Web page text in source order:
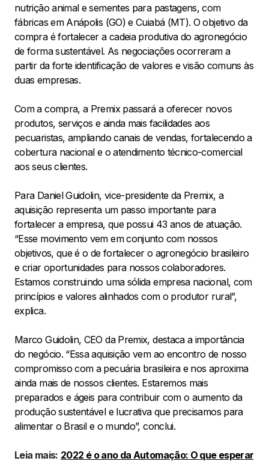
nutrição animal e sementes para pastagens, com
fábricas em Anápolis (GO) e Cuiabá (MT). O objetivo da
compra é fortalecer a cadeia produtiva do agronegócio
de forma sustentável. As negociações ocorreram a
partir da forte identificação de valores e visão comuns às
duas empresas.
Com a compra, a Premix passará a oferecer novos
produtos, serviços e ainda mais facilidades aos
pecuaristas, ampliando canais de vendas, fortalecendo a
cobertura nacional e o atendimento técnico-comercial
aos seus clientes.
Para Daniel Guidolin, vice-presidente da Premix, a
aquisição representa um passo importante para
fortalecer a empresa, que possui 43 anos de atuação.
“Esse movimento vem em conjunto com nossos
objetivos, que é o de fortalecer o agronegócio brasileiro
e criar oportunidades para nossos colaboradores.
Estamos construindo uma sólida empresa nacional, com
princípios e valores alinhados com o produtor rural”,
explica.
Marco Guidolin, CEO da Premix, destaca a importância
do negócio. “Essa aquisição vem ao encontro de nosso
compromisso com a pecuária brasileira e nos aproxima
ainda mais de nossos clientes. Estaremos mais
preparados e ágeis para contribuir com o aumento da
produção sustentável e lucrativa que precisamos para
alimentar o Brasil e o mundo”, conclui.
Leia mais: 2022 é o ano da Automação: O que esperar